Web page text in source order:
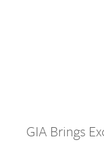
GIA Brings